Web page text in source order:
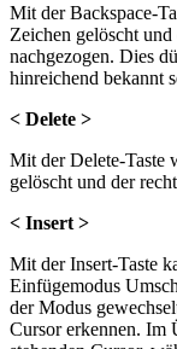
Mit der Backspace-
Zeichen gelöscht
nachgezogen. Dies
hinreichend bekannt
< Delete >
Mit der Delete-Taste
gelöscht und der
< Insert >
Mit der Insert-Taste
Einfügemodus
der Modus
Cursor erkennen. Im